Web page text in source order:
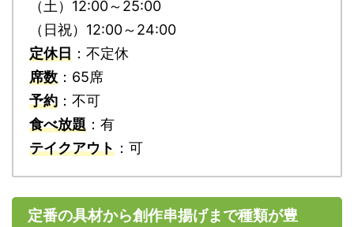
（土）12:00～25:00
（日祝）12:00～24:00
定休日 ：不定休
席数 ：65席
予約 ：不可
食べ放題 ：有
テイクアウト ：可
定番の具材から創作串揚げまで種類が豊